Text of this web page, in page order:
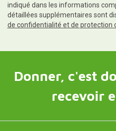
indiqué dans les informations
détaillées supplémentaires sont
de confidentialité et de protection
Donner, c'est
recevoir